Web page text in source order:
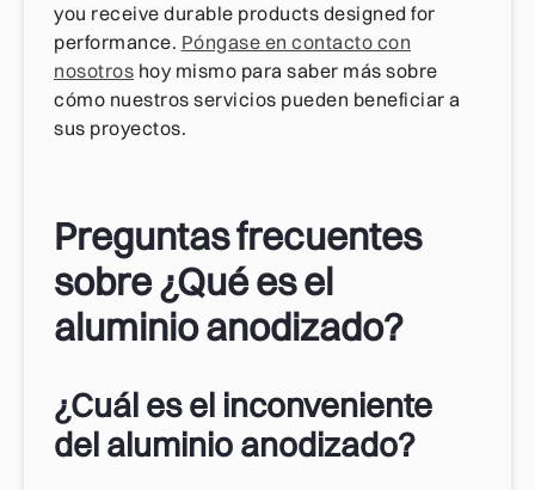
you receive durable products designed for
performance. Póngase en contacto con
nosotros hoy mismo para saber más sobre
cómo nuestros servicios pueden beneficiar a
sus proyectos.
Preguntas frecuentes
sobre ¿Qué es el
aluminio anodizado?
¿Cuál es el inconveniente
del aluminio anodizado?